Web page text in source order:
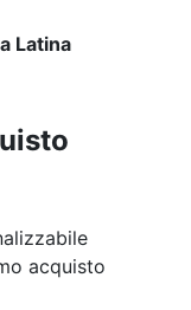
Latina
acquisto